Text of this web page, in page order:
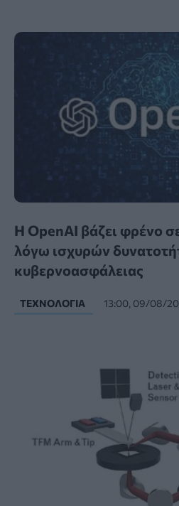
Η OpenAI βάζει φρένο
λόγω ισχυρών
κυβερνοασφάλειας
ΤΕΧΝΟΛΟΓΊΑ 13:00, 09/08/